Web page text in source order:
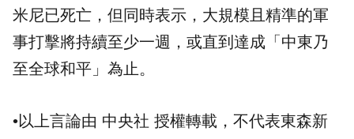
米尼已死亡，但同時表示，大規模且精準的軍
事打擊將持續至少一週，或直到達成「中東乃
至全球和平」為止。
•以上言論由 中央社 授權轉載，不代表東森新